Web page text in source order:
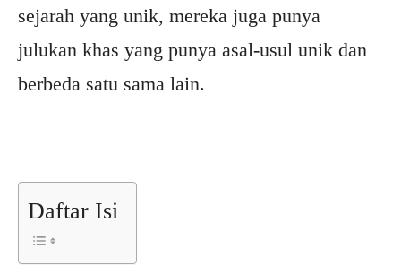
sejarah yang unik, mereka juga punya
julukan khas yang punya asal-usul unik dan
berbeda satu sama lain.
Daftar Isi